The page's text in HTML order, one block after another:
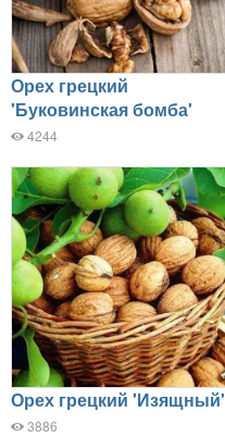
Орех грецкий
'Буковинская бомба'
4244
Орех грецкий 'Изящный'
3886